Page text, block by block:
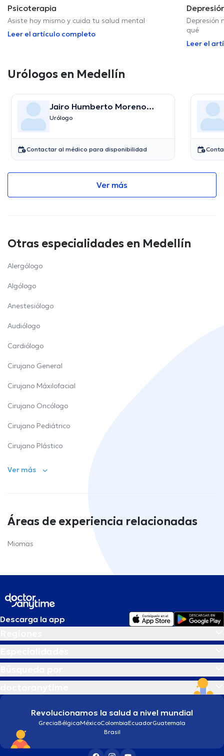
Psicoterapia
Asiste hoy mismo y cuida tu salud mental
Leer el artículo completo
Depresión
qué
Leer el
Urólogos en Medellín
Jairo Humberto Moreno
Roman
Urólogo
Contactar al médico para disponibilidad
Ver más
Otras especialidades en Medellín
Alergólogo
Algólogo
Anestesiólogo
Audiólogo
Cardiólogo
Cirujano General
Cirujano Máxilofacial
Cirujano Oncólogo
Cirujano Pediátrico
Cirujano Plástico
Ver más
Áreas de experiencia relacionadas
Miomas
Descarga la app
Revolucionamos la salud a nivel mundial
GreciaBélgicaMéxicoColombiaEcuadorGuatemala
Brasil